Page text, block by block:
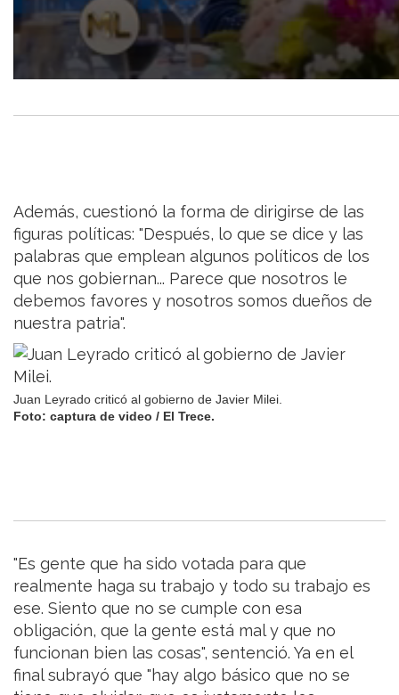
Además, cuestionó la forma de dirigirse de las
figuras políticas: "Después, lo que se dice y las
palabras que emplean algunos políticos de los
que nos gobiernan... Parece que nosotros le
debemos favores y nosotros somos dueños de
nuestra patria".
Juan Leyrado criticó al gobierno de Javier Milei.
Foto: captura de video / El Trece.
"Es gente que ha sido votada para que
realmente haga su trabajo y todo su trabajo es
ese. Siento que no se cumple con esa
obligación, que la gente está mal y que no
funcionan bien las cosas", sentenció. Ya en el
final subrayó que "hay algo básico que no se